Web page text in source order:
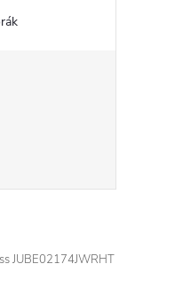
JUBE02174JWRHT